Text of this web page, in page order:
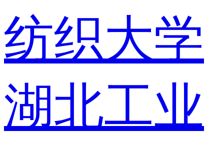
纺织大学
湖北工业